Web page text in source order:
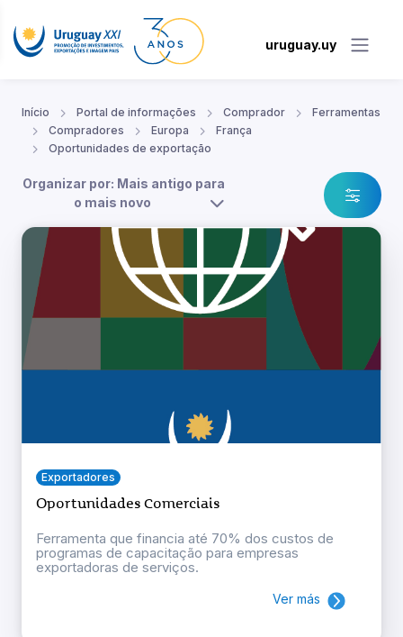
uruguay.uy
Início Portal de informações Comprador
Ferramentas
Compradores
Europa
França
Oportunidades de exportação
Organizar por: Mais antigo para
o mais novo
Exportadores
Oportunidades Comerciais
Ferramenta que financia até 70% dos custos de
programas de capacitação para empresas
exportadoras de serviços.
Ver más